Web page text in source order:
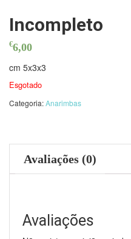
Incompleto
€6,00
cm 5x3x3
Esgotado
Categoria:Anarimbas
Avaliações (0)
Avaliações